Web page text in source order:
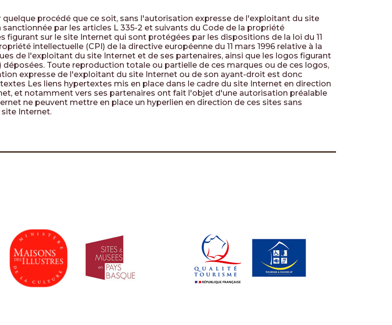
procédé que ce soit, sans l'autorisation expresse de l'exploitant du site
par les articles L 335-2 et suivants du Code de la propriété
figurant sur le site Internet qui sont protégées par les dispositions de la loi du 11
intellectuelle (CPI) de la directive européenne du 11 mars 1996 relative à la
de l'exploitant du site Internet et de ses partenaires, ainsi que les logos figurant
Toute reproduction totale ou partielle de ces marques ou de ces logos,
expresse de l'exploitant du site Internet ou de son ayant-droit est donc
Les liens hypertextes mis en place dans le cadre du site Internet en direction
et notamment vers ses partenaires ont fait l'objet d'une autorisation préalable
ne peuvent mettre en place un hyperlien en direction de ces sites sans
Internet.